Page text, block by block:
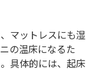
マットレスにも湿
の温床になるた
具体的には、起床